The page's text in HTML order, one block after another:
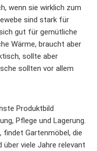
wenn sie wirklich zum
sind stark für
gut für gemütliche
Wärme, braucht aber
sollte aber
sollten vor allem
Produktbild
Pflege und Lagerung.
findet Gartenmöbel, die
viele Jahre relevant